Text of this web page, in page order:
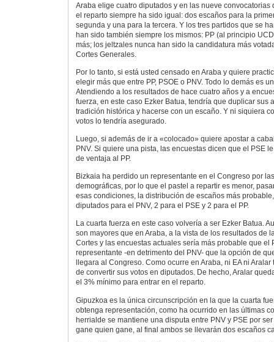
Araba elige cuatro diputados y en las nueve
el reparto siempre ha sido igual: dos escaños para la
segunda y una para la tercera. Y los tres partidos que se
han sido también siempre los mismos: PP (al principio
más; los jeltzales nunca han sido la candidatura más
Cortes Generales.
Por lo tanto, si está usted censado en Araba y quiere
elegir más que entre PP, PSOE o PNV. Todo lo demás es
Atendiendo a los resultados de hace cuatro años y a
fuerza, en este caso Ezker Batua, tendría que duplicar sus
tradición histórica y hacerse con un escaño. Y ni siquiera
votos lo tendría asegurado.
Luego, si además de ir a «colocado» quiere apostar a
PNV. Si quiere una pista, las encuestas dicen que el PSE
de ventaja al PP.
Bizkaia ha perdido un representante en el Congreso por
demográficas, por lo que el pastel a repartir es menor,
esas condiciones, la distribución de escaños más
diputados para el PNV, 2 para el PSE y 2 para el PP.
La cuarta fuerza en este caso volvería a ser Ezker Batua.
son mayores que en Araba, a la vista de los resultados de
Cortes y las encuestas actuales sería más probable que el
representante -en detrimento del PNV- que la opción de
llegara al Congreso. Como ocurre en Araba, ni EA ni
de convertir sus votos en diputados. De hecho, Aralar
el 3% mínimo para entrar en el reparto.
Gipuzkoa es la única circunscripción en la que la cuarta
obtenga representación, como ha ocurrido en las últimas
herrialde se mantiene una disputa entre PNV y PSE por
gane quien gane, al final ambos se llevarán dos escaños